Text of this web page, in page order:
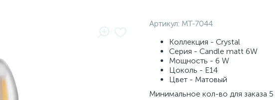
Артикул: MT-7044
Коллекция - Crystal
Серия - Candle matt 6W
Мощность - 6 W
Цоколь - E14
Цвет - Матовый
Минимальное кол-во для заказа 5